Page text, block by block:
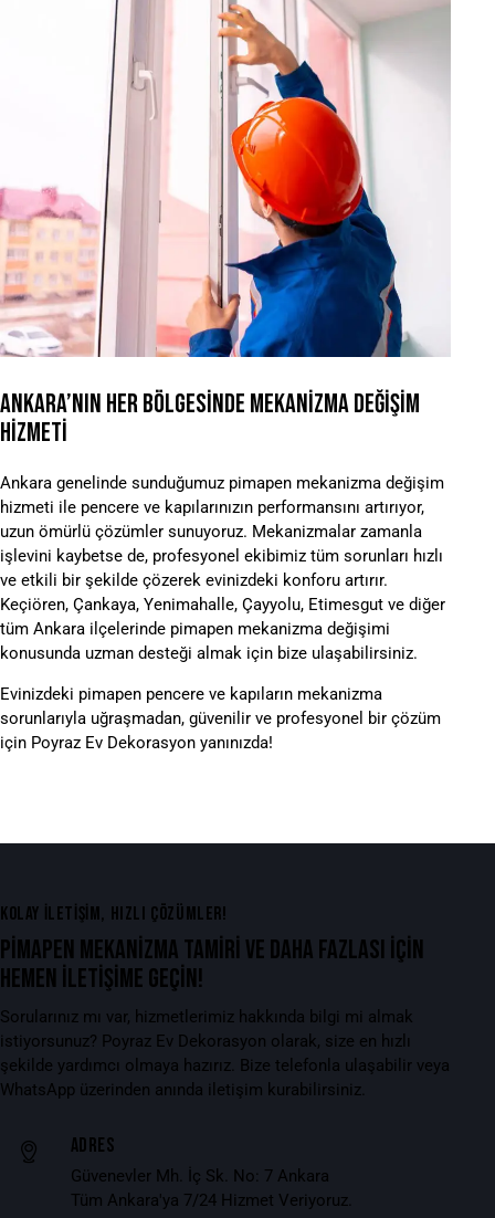
ANKARA’NIN HER BÖLGESINDE MEKANIZMA DEĞIŞIM
HIZMETI
Ankara genelinde sunduğumuz pimapen mekanizma değişim
hizmeti ile pencere ve kapılarınızın performansını artırıyor,
uzun ömürlü çözümler sunuyoruz. Mekanizmalar zamanla
işlevini kaybetse de, profesyonel ekibimiz tüm sorunları hızlı
ve etkili bir şekilde çözerek evinizdeki konforu artırır.
Keçiören, Çankaya, Yenimahalle, Çayyolu, Etimesgut ve diğer
tüm Ankara ilçelerinde pimapen mekanizma değişimi
konusunda uzman desteği almak için bize ulaşabilirsiniz.
Evinizdeki pimapen pencere ve kapıların mekanizma
sorunlarıyla uğraşmadan, güvenilir ve profesyonel bir çözüm
için Poyraz Ev Dekorasyon yanınızda!
KOLAY İLETIŞIM, HIZLI ÇÖZÜMLER!
PİMAPEN MEKANİZMA TAMİRİ VE DAHA FAZLASI İÇİN
HEMEN İLETİŞİME GEÇİN!
Sorularınız mı var, hizmetlerimiz hakkında bilgi mi almak
istiyorsunuz? Poyraz Ev Dekorasyon olarak, size en hızlı
şekilde yardımcı olmaya hazırız. Bize telefonla ulaşabilir veya
WhatsApp üzerinden anında iletişim kurabilirsiniz.
Adres
Güvenevler Mh. İç Sk. No: 7 Ankara
Tüm Ankara'ya 7/24 Hizmet Veriyoruz.